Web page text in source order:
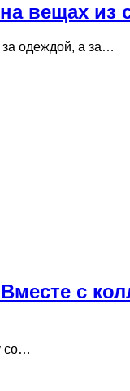
вещах из
одеждой, а за…
с
со…